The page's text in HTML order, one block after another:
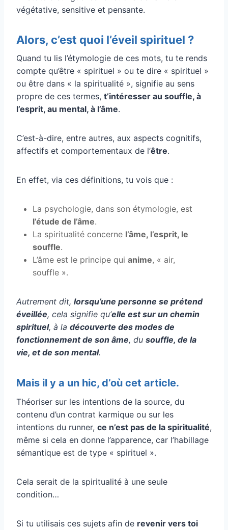
végétative, sensitive et pensante.
Alors, c’est quoi l’éveil spirituel ?
Quand tu lis l’étymologie de ces mots, tu te rends
compte qu’être « spirituel » ou te dire « spirituel »
ou être dans « la spiritualité », signifie au sens
propre de ces termes, t’intéresser au souffle, à
l’esprit, au mental, à l’âme.
C’est-à-dire, entre autres, aux aspects cognitifs,
affectifs et comportementaux de l’être.
En effet, via ces définitions, tu vois que :
La psychologie, dans son étymologie, est
l’étude de l’âme.
La spiritualité concerne l’âme, l’esprit, le
souffle.
L’âme est le principe qui anime, « air,
souffle ».
Autrement dit, lorsqu’une personne se prétend
éveillée, cela signifie qu’elle est sur un chemin
spirituel, à la découverte des modes de
fonctionnement de son âme, du souffle, de la
vie, et de son mental.
Mais il y a un hic, d’où cet article.
Théoriser sur les intentions de la source, du
contenu d’un contrat karmique ou sur les
intentions du runner, ce n’est pas de la spiritualité,
même si cela en donne l’apparence, car l’habillage
sémantique est de type « spirituel ».
Cela serait de la spiritualité à une seule
condition…
Si tu utilisais ces sujets afin de revenir vers toi